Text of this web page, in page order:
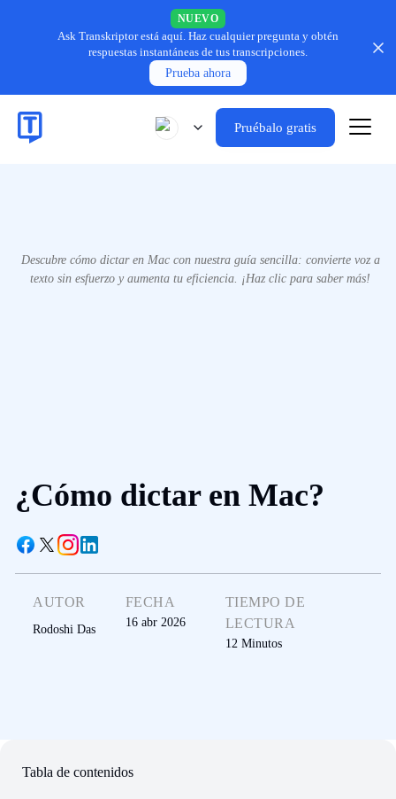
NUEVO
Ask Transkriptor está aquí. Haz cualquier pregunta y obtén
respuestas instantáneas de tus transcripciones.
Prueba ahora
Pruébalo gratis
Descubre cómo dictar en Mac con nuestra guía sencilla: convierte voz a
texto sin esfuerzo y aumenta tu eficiencia. ¡Haz clic para saber más!
¿Cómo dictar en Mac?
AUTOR
Rodoshi Das
FECHA
16 abr 2026
TIEMPO DE
LECTURA
12 Minutos
Tabla de contenidos